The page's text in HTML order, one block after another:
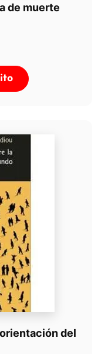
de muerte
del